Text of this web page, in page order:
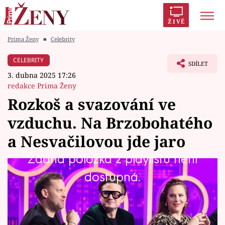
ŽIVĚ
Módní alarm
Témata
Celebrity
Vztahy
Seriály
Prima Ženy ■ Celebrity
CELEBRITY
3. dubna 2025 17:26
redakce Prima Ženy
SDÍLET
Rozkoš a svazování ve
vzduchu. Na Brzobohatého
a Nesvačilovou jde jaro
Žádná položka z playlistu není
dostupná.
Horké chvilky a ruměnec ve tvářích způsobí
snaha Ondřeje Brzobohatého a Petry
Nesvačilové uhádnout, jaká je profese
usměvavé brunetky. Zatímco Ondřeje zaujme